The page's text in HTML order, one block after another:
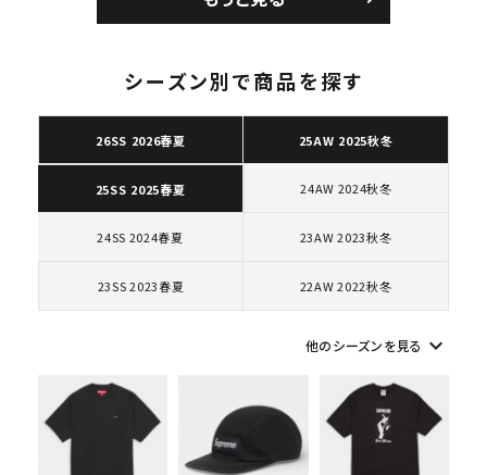
キーワードから探す
人気ワード 2026SS
Tシャツ・ロングスリーブ
ショルダー・ウエストバッグ
ボックスロゴ ブラックスウェット
コラボレーションブランドから探す
シーズンから探す
カー ホワイト 白
ムグッドイナフ ナイキ
エアフォース１スニー
ト
シーズン別で商品を探す
26SS 2026春夏 25AW 2025秋冬
25SS 2025春夏 24AW 2024秋冬
24SS 2024春夏 23AW 2023秋冬
23SS 2023春夏 22AW 2022秋冬
他のシーズンを見る keyboard_arrow_down